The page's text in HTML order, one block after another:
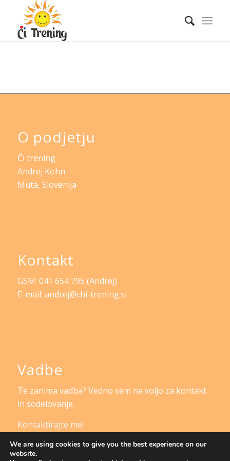
O podjetju
Či trening
Andrej Kohn
Muta, Slovenija
Kontakt
GSM: 041 654 795 (Andrej)
E-mail: andrej@chi-trening.si
Vadbe
Te zanima vadba? Vedno sem na voljo za kontakt
in sodelovanje.
Kontaktirajte me!
We are using cookies to give you the best experience on our
website.